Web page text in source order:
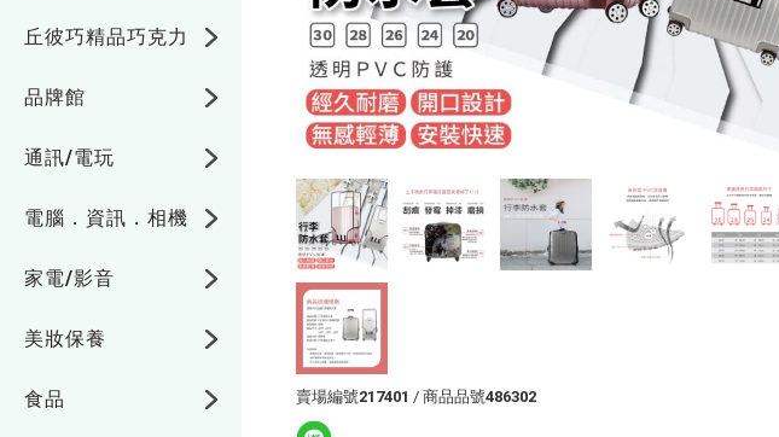
丘彼巧精品巧克力
品牌館
通訊/電玩
電腦．資訊．相機
家電/影音
美妝保養
食品 賣場編號217401 / 商品品號486302